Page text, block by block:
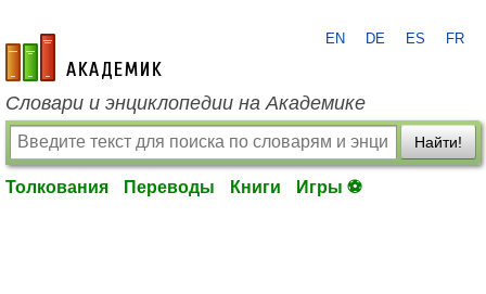
academic.ru
EN DE ES FR
Словари и энциклопедии на Академике
Найти!
Толкования Переводы Книги Игры ⚽